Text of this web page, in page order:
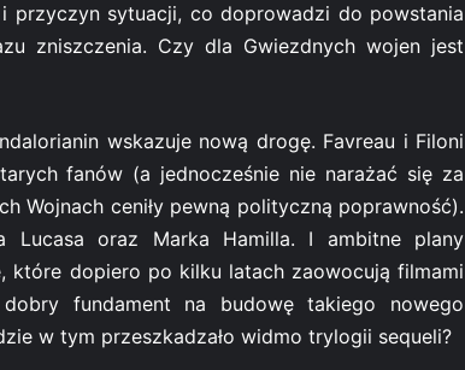
przyczyn sytuacji, co doprowadzi do powstania
zniszczenia. Czy dla Gwiezdnych wojen jest
wskazuje nową drogę. Favreau i Filoni
fanów (a jednocześnie nie narażać się za
Wojnach ceniły pewną polityczną poprawność).
Lucasa oraz Marka Hamilla. I ambitne plany
które dopiero po kilku latach zaowocują filmami
fundament na budowę takiego nowego
w tym przeszkadzało widmo trylogii sequeli?